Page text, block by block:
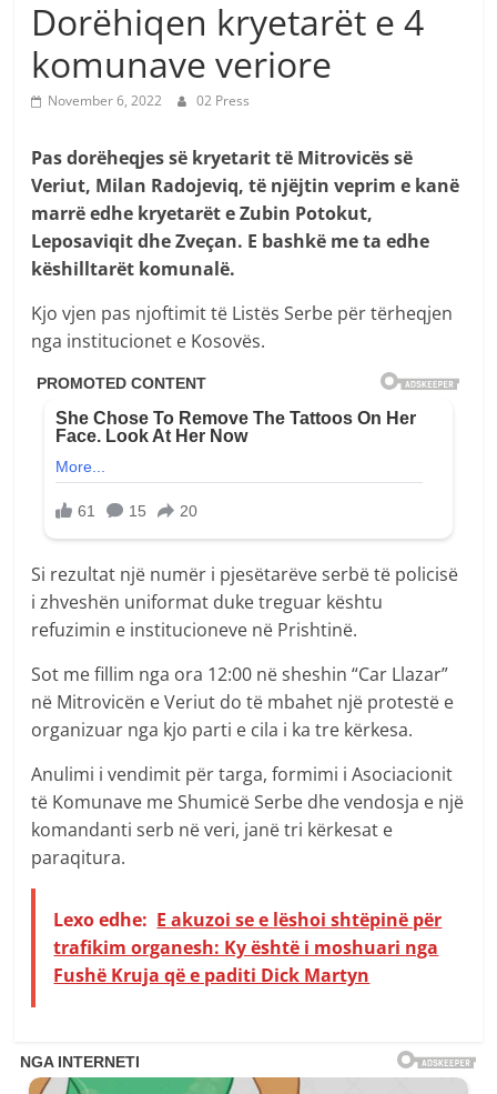
Dorëhiqen kryetarët e 4
komunave veriore
November 6, 2022 02 Press
Pas dorëheqjes së kryetarit të Mitrovicës së
Veriut, Milan Radojeviq, të njëjtin veprim e kanë
marrë edhe kryetarët e Zubin Potokut,
Leposaviqit dhe Zveçan. E bashkë me ta edhe
këshilltarët komunalë.
Kjo vjen pas njoftimit të Listës Serbe për tërheqjen
nga institucionet e Kosovës.
Si rezultat një numër i pjesëtarëve serbë të policisë
i zhveshën uniformat duke treguar kështu
refuzimin e institucioneve në Prishtinë.
Sot me fillim nga ora 12:00 në sheshin “Car Llazar”
në Mitrovicën e Veriut do të mbahet një protestë e
organizuar nga kjo parti e cila i ka tre kërkesa.
Anulimi i vendimit për targa, formimi i Asociacionit
të Komunave me Shumicë Serbe dhe vendosja e një
komandanti serb në veri, janë tri kërkesat e
paraqitura.
Lexo edhe: E akuzoi se e lëshoi shtëpinë për
trafikim organesh: Ky është i moshuari nga
Fushë Kruja që e paditi Dick Martyn